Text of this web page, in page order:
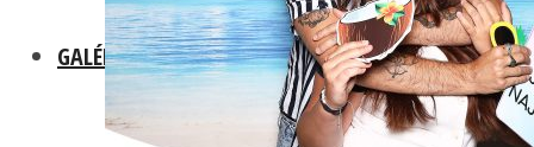
GALÉRIA